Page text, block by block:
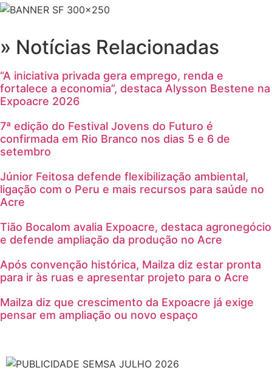
» Notícias Relacionadas
“A iniciativa privada gera emprego, renda e
fortalece a economia”, destaca Alysson Bestene na
Expoacre 2026
7ª edição do Festival Jovens do Futuro é
confirmada em Rio Branco nos dias 5 e 6 de
setembro
Júnior Feitosa defende flexibilização ambiental,
ligação com o Peru e mais recursos para saúde no
Acre
Tião Bocalom avalia Expoacre, destaca agronegócio
e defende ampliação da produção no Acre
Após convenção histórica, Mailza diz estar pronta
para ir às ruas e apresentar projeto para o Acre
Mailza diz que crescimento da Expoacre já exige
pensar em ampliação ou novo espaço